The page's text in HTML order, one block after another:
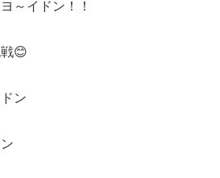
～イドン！！
😊
ン